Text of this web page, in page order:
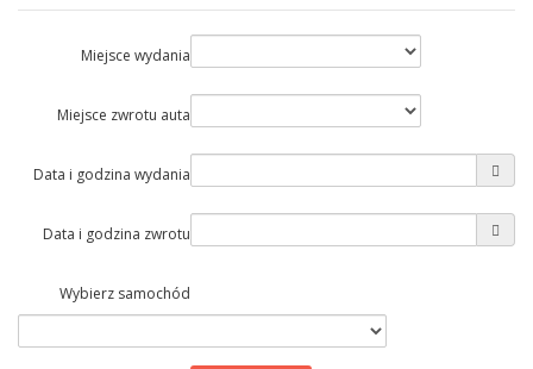
Miejsce wydania
Miejsce zwrotu auta
Data i godzina wydania
Data i godzina zwrotu
Wybierz samochód